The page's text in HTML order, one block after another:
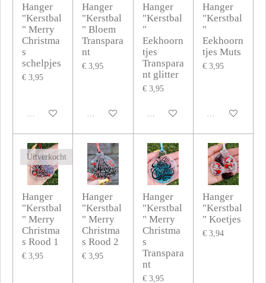
Hanger
"Kerstbal
" Merry
Christma
s
schelpjes
€ 3,95
Uitverkocht
Hanger
"Kerstbal
" Bloem
Transpara
nt
€ 3,95
Uitverkocht
Hanger
"Kerstbal
"
Eekhoorn
tjes
Transpara
nt glitter
€ 3,95
In winkelwagen
Hanger
"Kerstbal
"
Eekhoorn
tjes Muts
€ 3,95
Uitverkocht
Uitverkocht
Hanger
"Kerstbal
" Merry
Christma
s Rood 1
€ 3,95
Hanger
"Kerstbal
" Merry
Christma
s Rood 2
€ 3,95
Hanger
"Kerstbal
" Merry
Christma
s
Transpara
nt
€ 3,95
Hanger
"Kerstbal
" Koetjes
€ 3,94